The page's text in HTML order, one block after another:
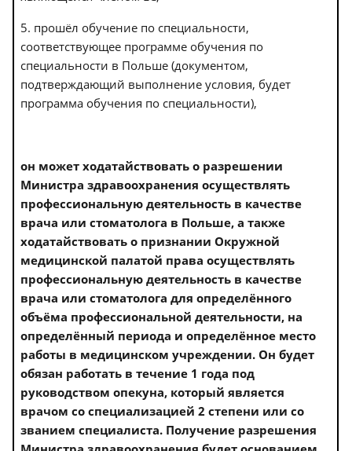
5. прошёл обучение по специальности,
соответствующее программе обучения по
специальности в Польше (документом,
подтверждающий выполнение условия, будет
программа обучения по специальности),
он может ходатайствовать о разрешении
Министра здравоохранения осуществлять
профессиональную деятельность в качестве
врача или стоматолога в Польше, а также
ходатайствовать о признании Окружной
медицинской палатой права осуществлять
профессиональную деятельность в качестве
врача или стоматолога для определённого
объёма профессиональной деятельности, на
определённый периода и определённое место
работы в медицинском учреждении. Он будет
обязан работать в течение 1 года под
руководством опекуна, который является
врачом со специализацией 2 степени или со
званием специалиста. Получение разрешения